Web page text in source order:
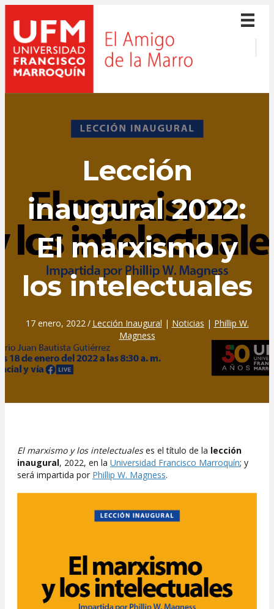
Lección
inaugural 2022:
El marxismo y
los intelectuales
17 enero, 2022/ Lección Inaugural | Noticias | Phillip W.
Magness
El marxismo y los intelectualeses el título de la lección
inaugural, 2022, en la Universidad Francisco Marroquín; y
será impartida por Phillip W. Magness.